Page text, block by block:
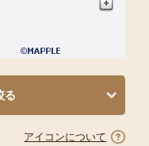
る
アイコンについて